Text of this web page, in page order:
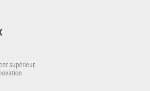
supérieur,